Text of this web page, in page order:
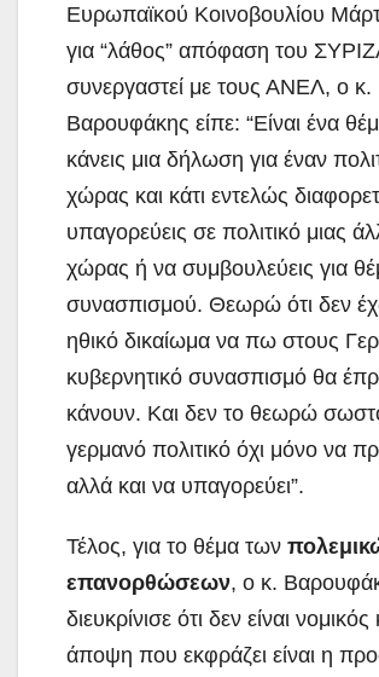
Ευρωπαϊκού Κοινοβουλίου
για “λάθος” απόφαση του
συνεργαστεί με τους ΑΝΕΛ, ο κ.
Βαρουφάκης είπε: “Είναι ένα
κάνεις μια δήλωση για έναν
χώρας και κάτι εντελώς
υπαγορεύεις σε πολιτικό μιας
χώρας ή να συμβουλεύεις για
συνασπισμού. Θεωρώ ότι δεν
ηθικό δικαίωμα να πω στους
κυβερνητικό συνασπισμό θα
κάνουν. Και δεν το θεωρώ
γερμανό πολιτικό όχι μόνο να
αλλά και να υπαγορεύει”.
Τέλος, για το θέμα των
επανορθώσεων, ο κ.
διευκρίνισε ότι δεν είναι νομικός
άποψη που εκφράζει είναι η